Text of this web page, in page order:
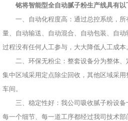
铭将智能型全自动腻子粉生产线具有以
一、自动化程度高：通过总控系统，所
量、自动输送、自动混合、自动包装、自
过程没有任何人工参与，大大降低人工成本。
二、环保无粉尘：整套设备分为整体、
集中区域采用定点除尘回收，其他区域采
车间。
三、稳定性好：我公司吸收腻子粉设备
每一个细节、每一道工序都经过我司技术